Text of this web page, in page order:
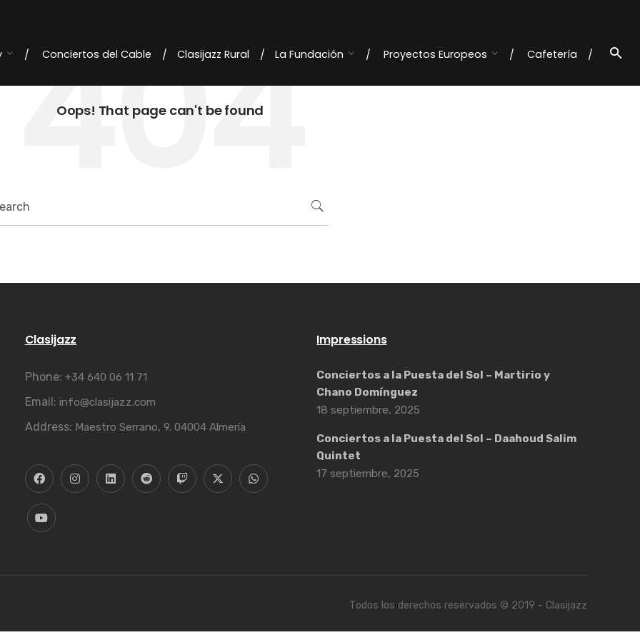
Conciertos del Cable Clasijazz Rural La Fundación Proyectos Europeos
Cafetería
404
Oops! That page can't be found
Clasijazz
Phone: +34 640 06 11 71
Email: info@clasijazz.com
Address: Maestro Serrano, 9. 04004 Almería
Impressions
Conciertos a la Puesta del Sol – Martirio y
Chano Domínguez
18 septiembre, 2025
Conciertos a la Puesta del Sol – Daahoud Salim
Quintet
17 septiembre, 2025
Todos los derechos reservados © 2019 - Clasijazz